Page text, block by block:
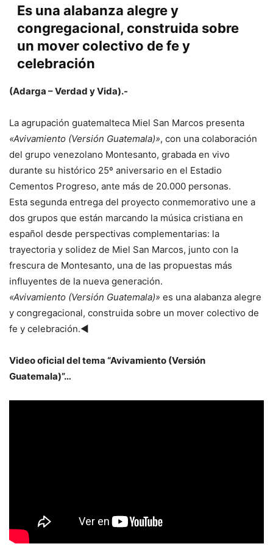
Es una alabanza alegre y
congregacional, construida sobre
un mover colectivo de fe y
celebración
(Adarga – Verdad y Vida).-
La agrupación guatemalteca Miel San Marcos presenta
«Avivamiento (Versión Guatemala)», con una colaboración
del grupo venezolano Montesanto, grabada en vivo
durante su histórico 25º aniversario en el Estadio
Cementos Progreso, ante más de 20.000 personas.
Esta segunda entrega del proyecto conmemorativo une a
dos grupos que están marcando la música cristiana en
español desde perspectivas complementarias: la
trayectoria y solidez de Miel San Marcos, junto con la
frescura de Montesanto, una de las propuestas más
influyentes de la nueva generación.
«Avivamiento (Versión Guatemala)» es una alabanza alegre
y congregacional, construida sobre un mover colectivo de
fe y celebración.◄
Video oficial del tema “Avivamiento (Versión
Guatemala)”…